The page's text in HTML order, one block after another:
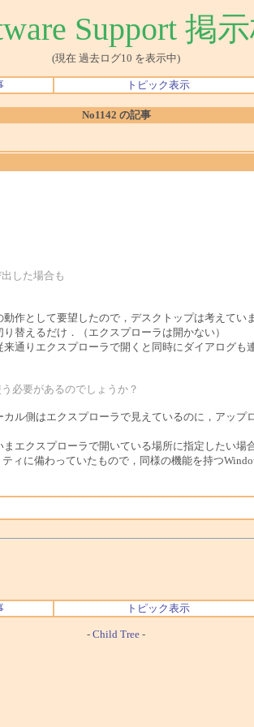
Support 掲
(現在 過去ログ10 を表示中)
トピック表示
No1142 の記事
した場合も
作として要望したので，デスクトップは考えてい
替えるだけ．（エクスプローラは開かない）
通りエクスプローラで開くと同時にダイアログも
必要があるのでしょうか？
ル側はエクスプローラで見えているのに，アッ
エクスプローラで開いている場所に指定したい
に備わっていたもので，同様の機能を持つ
トピック表示
- Child Tree -